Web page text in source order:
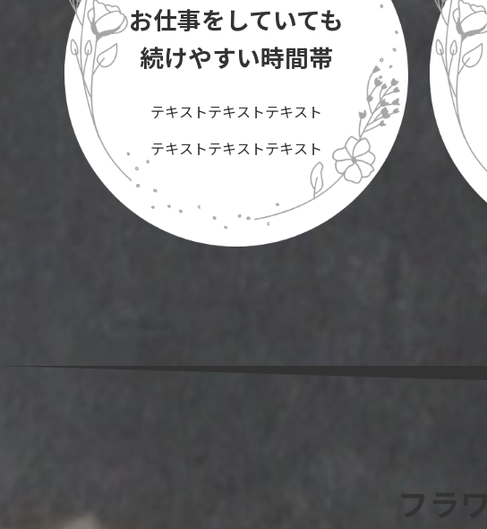
お仕事をしていても
続けやすい時間帯
テキストテキストテキスト
テキストテキストテキスト
フラ